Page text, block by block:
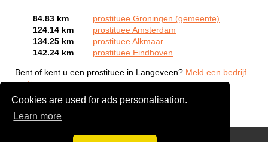
Cookies are used for ads personalisation.
Learn more
84.83 km
prostituee Groningen (gemeente)
124.14 km
prostituee Amsterdam
134.25 km
prostituee Alkmaar
142.24 km
prostituee Eindhoven
Bent of kent u een prostituee in Langeveen? Meld een bedrijf
gratis aan